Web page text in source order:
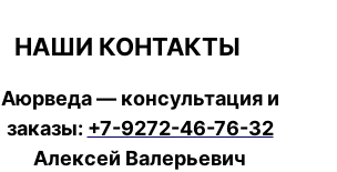
НАШИ КОНТАКТЫ
Аюрведа — консультация и
заказы: +7-9272-46-76-32
Алексей Валерьевич